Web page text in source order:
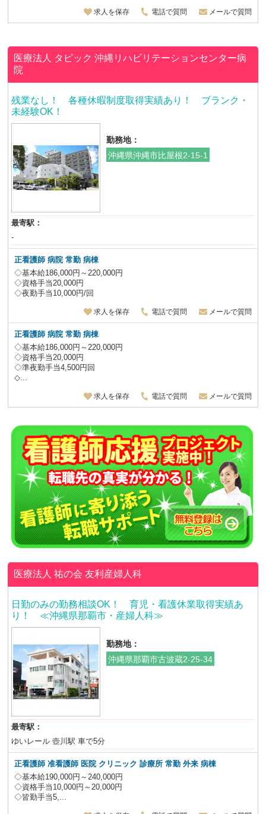
求人を保存 電話で質問 メールで質問
医療法人 タピック沖縄リハビリテーションセンター病
院
残業なし！ 各種休暇制度取得実績あり！ ブランク・
未経験OK！
勤務地：
沖縄県沖縄市比屋根2-15-1
最寄駅：
-
正看護師 病院 常勤 病棟
◇基本給186,000円～220,000円
◇資格手当20,000円
◇夜勤手当10,000円/回
求人を保存 電話で質問 メールで質問
正看護師 病院 常勤 病棟
◇基本給186,000円～220,000円
◇資格手当20,000円
◇準夜勤手当4,500円回
◇...
求人を保存 電話で質問 メールで質問
医療法人 祐の会友利産婦人科
日勤のみの勤務相談OK！ 育児・看護休業取得実績あ
り！ ≪沖縄県那覇市・産婦人科≫
勤務地：
沖縄県那覇市古波蔵2-25-34
最寄駅：
ゆいレール 壺川駅 車で5分
正看護師 准看護師 医院 クリニック 診療所 常勤 外来 病棟
◇基本給190,000円～240,000円
◇資格手当10,000円～20,000円
◇皆勤手当5,...